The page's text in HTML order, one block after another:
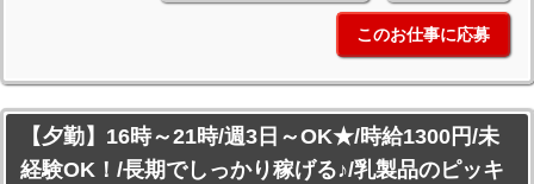
このお仕事に応募
【夕勤】16時～21時/週3日～OK★/時給1300円/未
経験OK！/長期でしっかり稼げる♪/乳製品のピッキ